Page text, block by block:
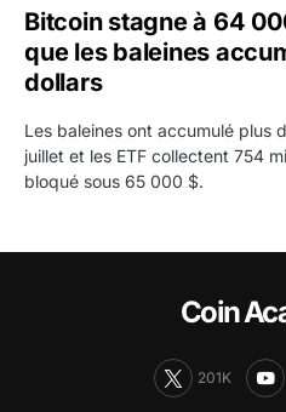
Bitcoin stagne à 64
que les baleines
dollars
Les baleines ont accumulé plus
juillet et les ETF collectent 754
bloqué sous 65 000 $.
Coin
201K